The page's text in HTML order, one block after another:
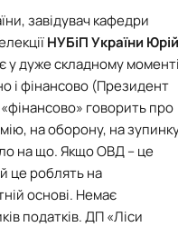
, завідувачкафедри
НУБіП України Юрій
у дуже складному
і фінансово (Президент
говорить про
на оборону, на
на що. Якщо ОВД – це
це роблять на
основі. Немає
податків. ДП «Ліси